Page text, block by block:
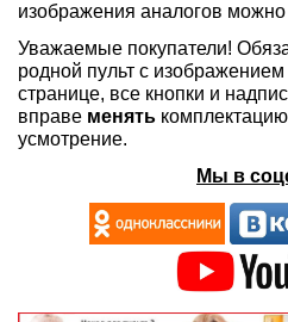
изображения аналогов можно
Уважаемые покупатели!
родной пульт с изображением
странице, все кнопки и
вправе менять
усмотрение.
Мы в